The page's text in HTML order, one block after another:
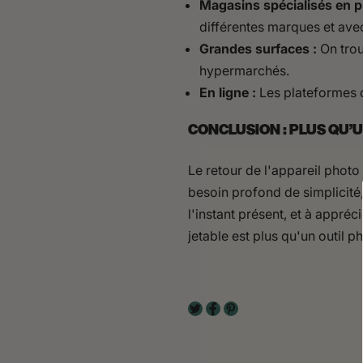
Magasins spécialisés en
différentes marques et
Grandes surfaces : On
hypermarchés.
En ligne : Les plateformes
CONCLUSION : PLUS
Le retour de l'appareil
besoin profond de
l'instant présent, et à
jetable est plus qu'un outil